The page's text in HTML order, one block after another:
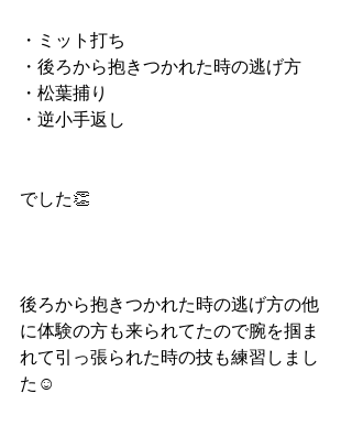
・ミット打ち
・後ろから抱きつかれた時の逃げ方
・松葉捕り
・逆小手返し
でした👏
後ろから抱きつかれた時の逃げ方の他
に体験の方も来られてたので腕を掴ま
れて引っ張られた時の技も練習しまし
た☺️